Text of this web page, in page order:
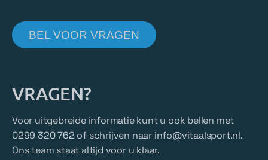
BEL VOOR VRAGEN
VRAGEN?
Voor uitgebreide informatie kunt u ook bellen met
0299 320 762 of schrijven naar info@vitaalsport.nl .
Ons team staat altijd voor u klaar.